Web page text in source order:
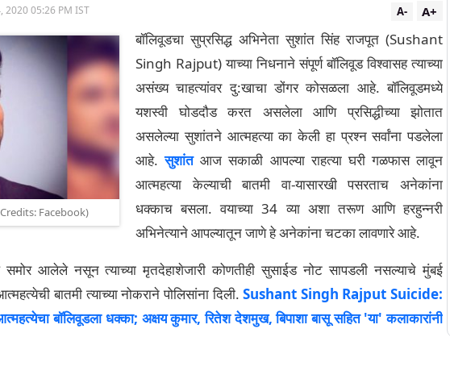
2020 05:26 PM IST A+
A-
Facebook)
बॉलिवूडचा सुप्रसिद्ध अभिनेता सुशांत सिंह राजपूत (Sushant
Singh Rajput) याच्या निधनाने संपूर्ण बॉलिवूड विश्वासह त्याच्या
असंख्य चाहत्यांवर दु:खाचा डोंगर कोसळला आहे. बॉलिवूडमध्ये
यशस्वी घोडदौड करत असलेला आणि प्रसिद्धीच्या झोतात
असलेल्या सुशांतने आत्महत्या का केली हा प्रश्न सर्वांना पडलेला
आहे.सुशांतआज सकाळी आपल्या राहत्या घरी गळफास लावून
आत्महत्या केल्याची बातमी वा-यासारखी पसरताच अनेकांना
धक्काच बसला. वयाच्या 34 व्या अशा तरूण आणि हरहुन्नरी
अभिनेत्याने आपल्यातून जाणे हे अनेकांना चटका लावणारे आहे.
आलेले नसून त्याच्या मृतदेहाशेजारी कोणतीही सुसाईड नोट सापडली नसल्याचे मुंबई
बातमी त्याच्या नोकराने पोलिसांना दिली.Sushant Singh Rajput Suicide:
बॉलिवूडला धक्का; अक्षय कुमार, रितेश देशमुख, बिपाशा बासू सहित 'या' कलाकारांनी